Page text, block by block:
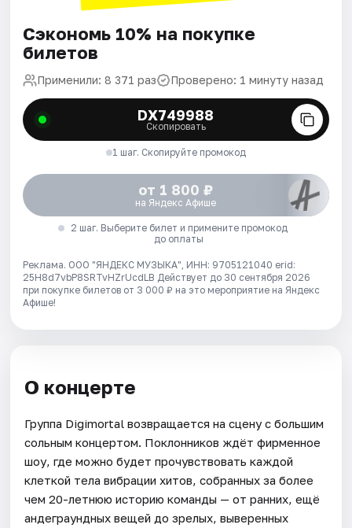
Сэкономь 10% на покупке
билетов
Применили: 8 371 раз Проверено: 1 минуту назад
DX749988
Скопировать
1 шаг. Скопируйте промокод
от 1 800 ₽
на Яндекс Афише
2 шаг. Выберите билет и примените промокод
до оплаты
Реклама. ООО "ЯНДЕКС МУЗЫКА", ИНН: 9705121040 erid:
25H8d7vbP8SRTvHZrUcdLB Действует до 30 сентября 2026
при покупке билетов от 3 000 ₽ на это мероприятие на Яндекс
Афише!
О концерте
Группа Digimortal возвращается на сцену с большим
сольным концертом. Поклонников ждёт фирменное
шоу, где можно будет прочувствовать каждой
клеткой тела вибрации хитов, собранных за более
чем 20-летнюю историю команды — от ранних, ещё
андеграундных вещей до зрелых, выверенных